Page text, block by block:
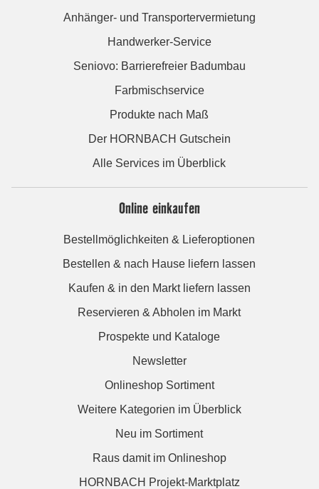
Anhänger- und Transportervermietung
Handwerker-Service
Seniovo: Barrierefreier Badumbau
Farbmischservice
Produkte nach Maß
Der HORNBACH Gutschein
Alle Services im Überblick
Online einkaufen
Bestellmöglichkeiten & Lieferoptionen
Bestellen & nach Hause liefern lassen
Kaufen & in den Markt liefern lassen
Reservieren & Abholen im Markt
Prospekte und Kataloge
Newsletter
Onlineshop Sortiment
Weitere Kategorien im Überblick
Neu im Sortiment
Raus damit im Onlineshop
HORNBACH Projekt-Marktplatz